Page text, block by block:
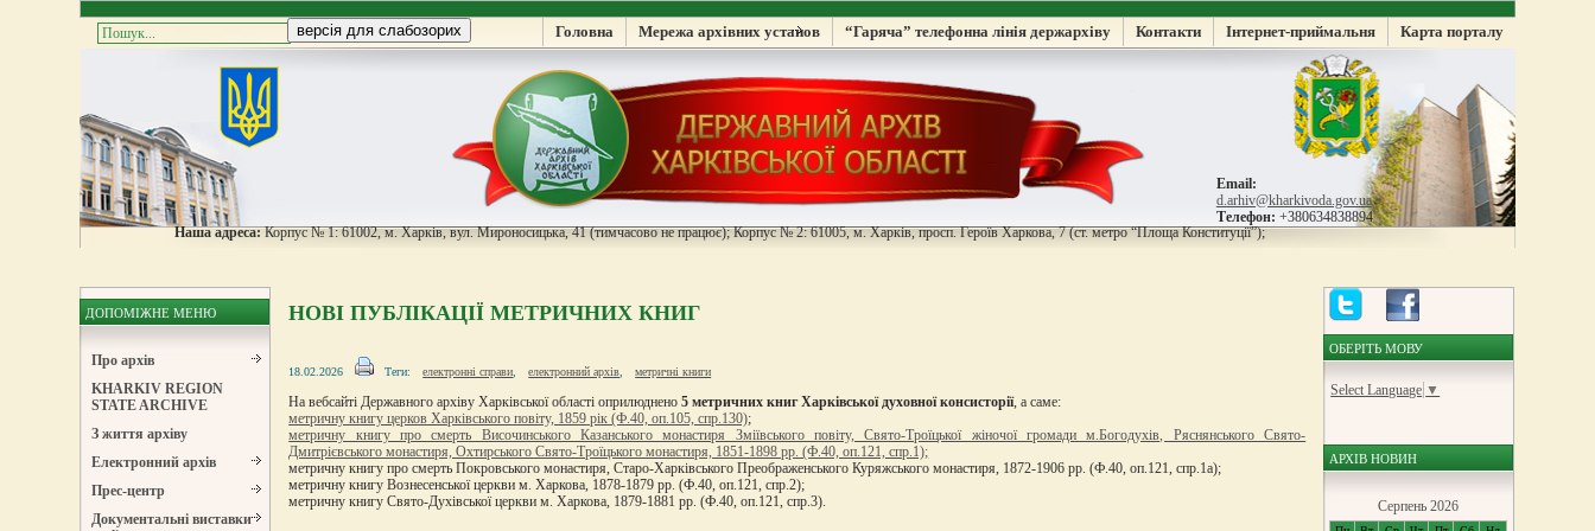
Головна Мережа архівних установ “Гаряча” телефонна лінія держархіву Контакти Інтернет-приймальня Карта порталу
Email:
d.arhiv@kharkivoda.gov.ua
Телефон: +380634838894
Наша адреса:Корпус № 1: 61002, м. Харків, вул. Мироносицька, 41 (тимчасово не працює); Корпус № 2: 61005, м. Харків, просп. Героїв Харкова, 7 (ст. метро “Площа Конституції”);
ДОПОМІЖНЕ МЕНЮ
Про архів
KHARKIV REGION
STATE ARCHIVE
З життя архіву
Електронний архів
Прес-центр
Документальні виставки
НОВІ ПУБЛІКАЦІЇ МЕТРИЧНИХ КНИГ
18.02.2026 Теги: електронні справи електронний архів метричні книги
На вебсайті Державного архіву Харківської області оприлюднено5 метричних книг Харківської духовної консисторії, а саме:
метричну книгу церков Харківського повіту, 1859 рік (Ф.40, оп.105, спр.130);
метричну книгу про смерть Височинського Казанського монастиря Зміївського повіту, Свято-Троїцької жіночої громади м.Богодухів, Ряснянського Свято-
Дмитрієвського монастиря, Охтирського Свято-Троїцького монастиря, 1851-1898 рр. (Ф.40, оп.121, спр.1);
метричну книгу про смерть Покровського монастиря, Старо-Харківського Преображенського Куряжського монастиря, 1872-1906 рр. (Ф.40, оп.121, спр.1а);
метричну книгу Вознесенської церкви м. Харкова, 1878-1879 рр. (Ф.40, оп.121, спр.2);
метричну книгу Свято-Духівської церкви м. Харкова, 1879-1881 рр. (Ф.40, оп.121, спр.3).
ОБЕРІТЬ МОВУ
Select Language ▼
АРХІВ НОВИН
Серпень 2026